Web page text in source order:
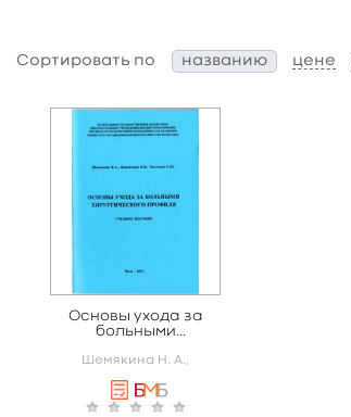
Сортировать по названию цене
Основы ухода за
больными
профиля
Шемякина Н. А.,